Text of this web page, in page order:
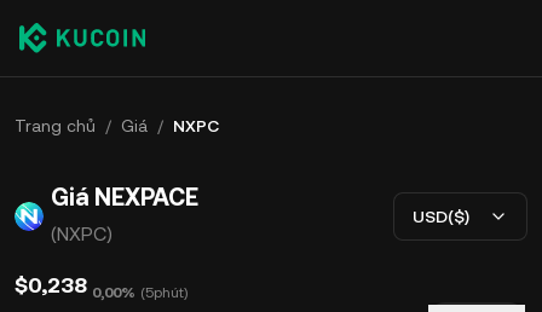
Trang chủ / Giá / NXPC
Giá NEXPACE
(NXPC)
USD($)
$0,238 0,00% (5phút)